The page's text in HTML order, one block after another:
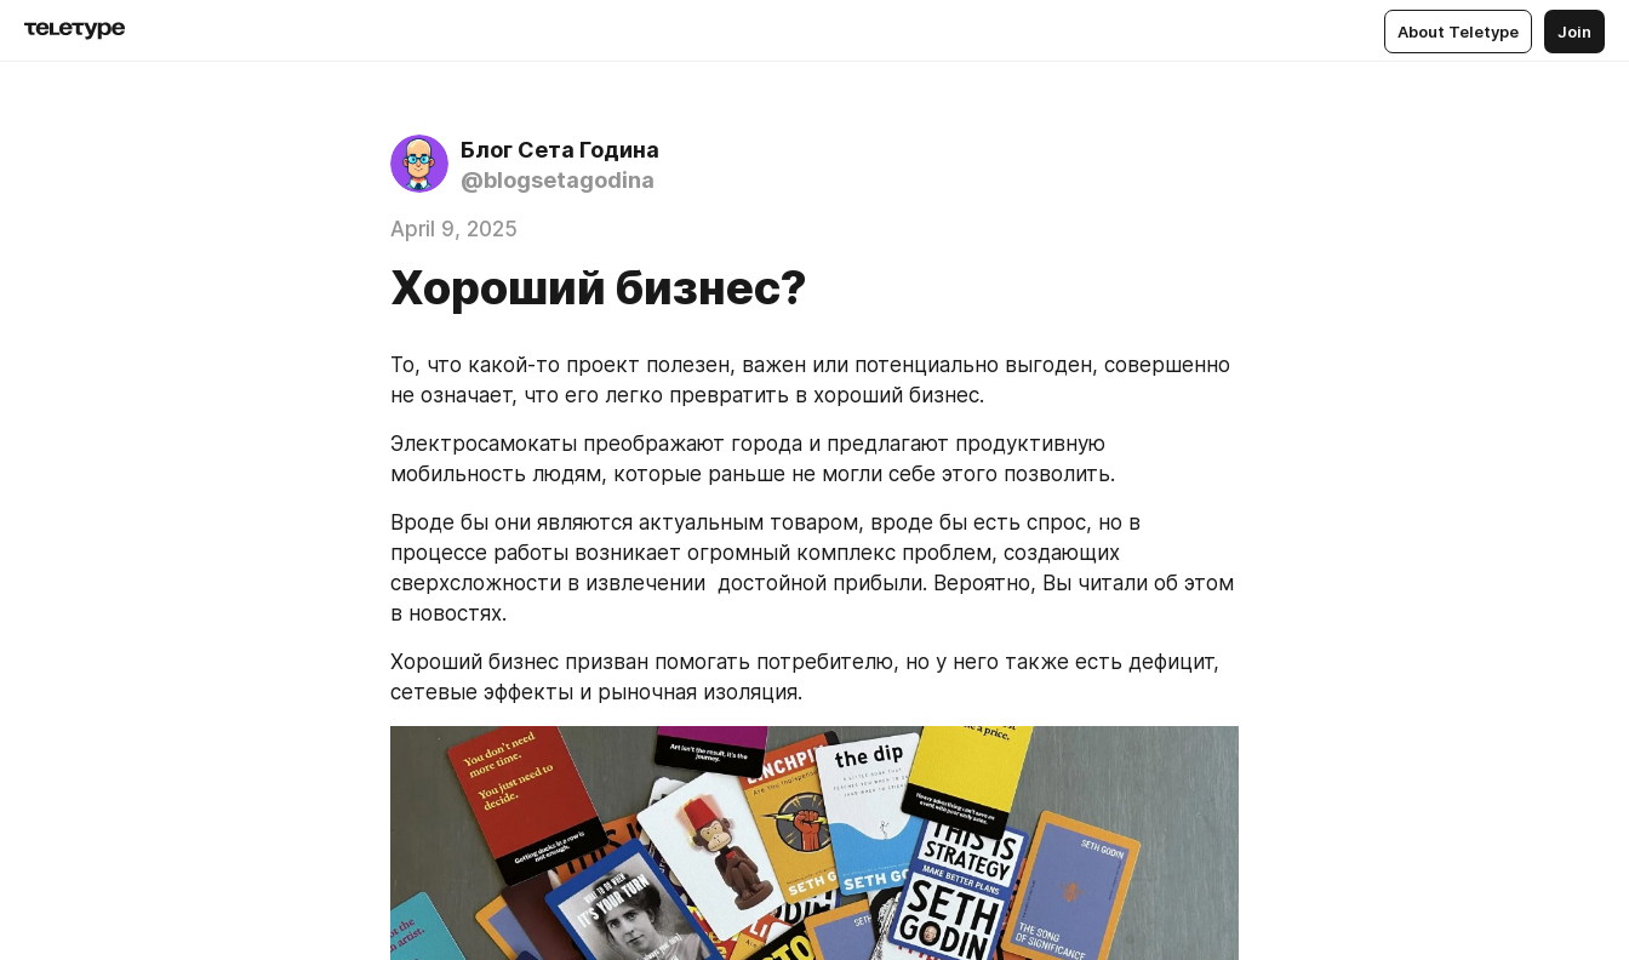
About Teletype Join
Блог Сета Година
@blogsetagodina
April 9, 2025
Хороший бизнес?
То, что какой-то проект полезен, важен или потенциально выгоден, совершенно
не означает, что его легко превратить в хороший бизнес.
Электросамокаты преображают города и предлагают продуктивную
мобильность людям, которые раньше не могли себе этого позволить.
Вроде бы они являются актуальным товаром, вроде бы есть спрос, но в
процессе работы возникает огромный комплекс проблем, создающих
сверхсложности в извлечении  достойной прибыли. Вероятно, Вы читали об этом
в новостях.
Хороший бизнес призван помогать потребителю, но у него также есть дефицит,
сетевые эффекты и рыночная изоляция.